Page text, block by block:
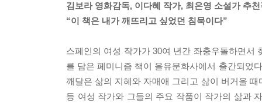
김보라 영화감독, 이다혜 작가, 최은영 소설가 추천
“이 책은 내가 깨뜨리고 싶었던 침묵이다”
스페인의 여성 작가가 30여 년간 좌충우돌하면서
를 담은 페미니즘 책이 을유문화사에서 출간되었
깨달은 삶의 지혜와 자매애 그리고 삶이 버거울
등 여성 작가와 그들의 주요 작품이 작가의 삶과